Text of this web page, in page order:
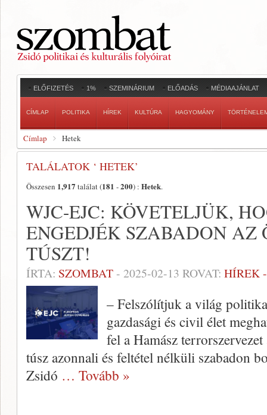
ELŐFIZETÉS 1% SZEMINÁRIUM ELŐADÁS MÉDIAAJÁNLAT
CÍMLAP POLITIKA HÍREK KULTÚRA HAGYOMÁNY
Címlap Hetek
TALÁLATOK ‘ HETEK’
Összesen 1,917 találat (181 -200) : Hetek.
WJC-EJC: KÖVETELJÜK,
ENGEDJÉK SZABADON AZ
TÚSZT!
ÍRTA: SZOMBAT- 2025-02-13 ROVAT: HÍREK
– Felszólítjuk a világ
gazdasági és civil élet
fel a Hamász
túsz azonnali és feltétel nélküli szabadon
Zsidó … Tovább »